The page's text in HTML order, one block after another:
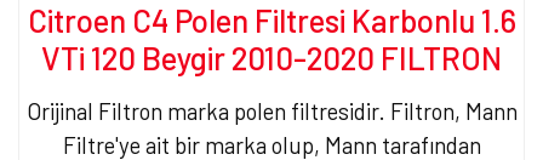
Citroen C4 Polen Filtresi Karbonlu 1.6
VTi 120 Beygir 2010-2020 FILTRON
Orijinal Filtron marka polen filtresidir. Filtron, Mann
Filtre'ye ait bir marka olup, Mann tarafından